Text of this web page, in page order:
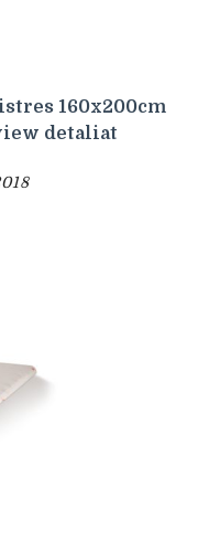
160x200cm
detaliat